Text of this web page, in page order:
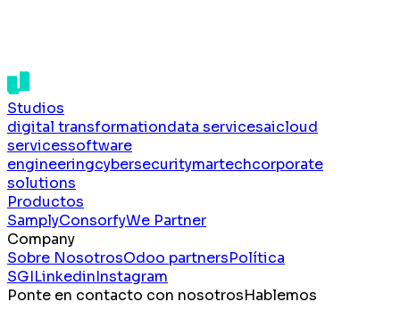
Studios
digital transformationdata servicesaicloud
servicessoftware
engineeringcybersecuritymartechcorporate
solutions
Productos
SamplyConsorfyWe Partner
Company
Sobre NosotrosOdoo partnersPolítica
SGILinkedinInstagram
Ponte en contacto con nosotrosHablemos